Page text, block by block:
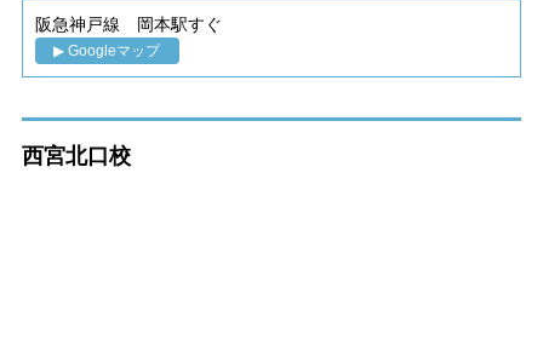
阪急神戸線 岡本駅すぐ
▶ Googleマップ
西宮北口校